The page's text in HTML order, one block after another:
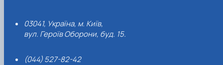
03041, Україна, м. Київ,
вул. Героїв Оборони, буд. 15.
(044) 527-82-42